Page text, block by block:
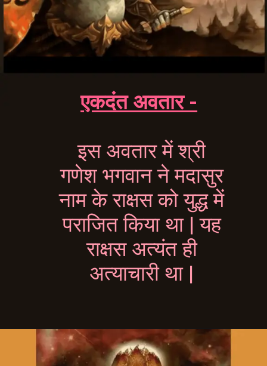
एकदंत अवतार -
इस अवतार में श्री
गणेश भगवान ने मदासुर
नाम के राक्षस को युद्ध में
पराजित किया था | यह
राक्षस अत्यंत ही
अत्याचारी था |